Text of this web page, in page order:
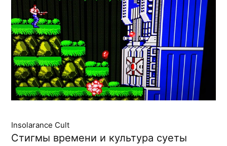
Insolarance Cult
Стигмы времени и культура суеты